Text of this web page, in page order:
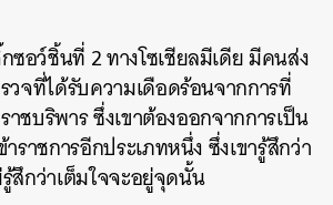
ซอว์ชิ้นที่ 2 ทางโซเชียลมีเดีย มีคนส่ง
จที่ได้รับความเดือดร้อนจากการที่
าชบริพาร ซึ่งเขาต้องออกจากการเป็น
ราชการอีกประเภทหนึ่ง ซึ่งเขารู้สึกว่า
สึกว่าเต็มใจจะอยู่จุดนั้น